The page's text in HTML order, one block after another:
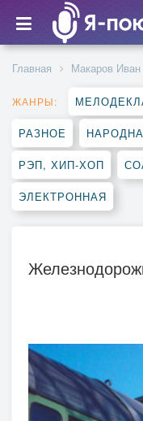
Главная Макаров Иван
ЖАНРЫ:
РАЗНОЕ
РЭП, ХИП-ХОП
ЭЛЕКТРОННАЯ